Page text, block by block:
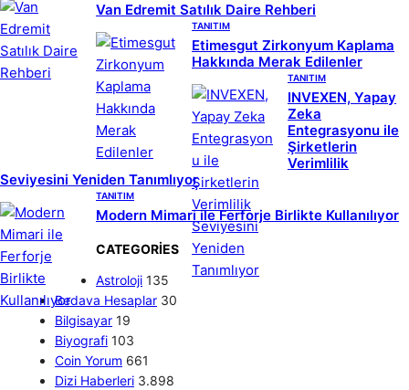
Van Edremit Satılık Daire Rehberi
TANITIM
Etimesgut Zirkonyum Kaplama
Hakkında Merak Edilenler
TANITIM
INVEXEN, Yapay
Zeka
Entegrasyonu ile
Şirketlerin
Verimlilik
Seviyesini Yeniden Tanımlıyor
TANITIM
Modern Mimari ile Ferforje Birlikte Kullanılıyor
CATEGORIES
Astroloji 135
Bedava Hesaplar 30
Bilgisayar 19
Biyografi 103
Coin Yorum 661
Dizi Haberleri 3.898